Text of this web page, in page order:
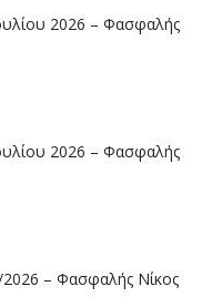
2026 – Φασφαλής
2026 – Φασφαλής
– Φασφαλής Νίκος